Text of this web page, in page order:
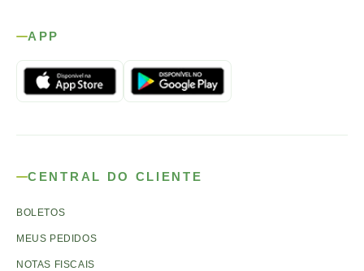
APP
CENTRAL DO CLIENTE
BOLETOS
MEUS PEDIDOS
NOTAS FISCAIS